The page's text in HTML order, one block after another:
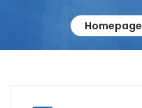
Columnistas
Contacto
Homepage